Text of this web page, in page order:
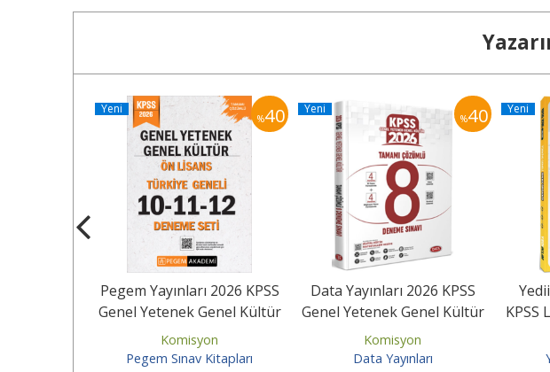
%40
Yeni
Pegem Yayınları 2026 KPSS
Genel Yetenek Genel Kültür
Ön Lisans Tamamı...
Komisyon
Pegem Sınav Kitapları
%40
Yeni
Data Yayınları 2026 KPSS
Genel Yetenek Genel Kültür
Tamamı Çözümlü 8...
Komisyon
Data Yayınları
Yeni
KPSS